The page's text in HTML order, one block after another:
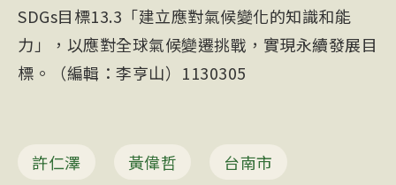
SDGs目標13.3「建立應對氣候變化的知識和能
力」，以應對全球氣候變遷挑戰，實現永續發展目
標。（編輯：李亨山）1130305
許仁澤 黃偉哲
台南市